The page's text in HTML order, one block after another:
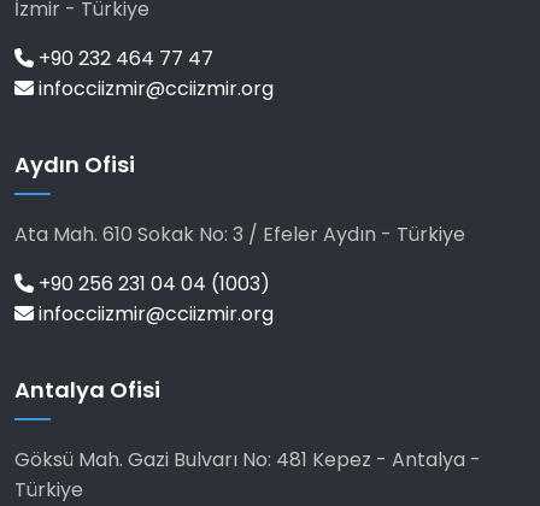
İzmir - Türkiye
+90 232 464 77 47
infocciizmir@cciizmir.org
Aydın Ofisi
Ata Mah. 610 Sokak No: 3 / Efeler Aydın - Türkiye
+90 256 231 04 04 (1003)
infocciizmir@cciizmir.org
Antalya Ofisi
Göksü Mah. Gazi Bulvarı No: 481 Kepez - Antalya -
Türkiye